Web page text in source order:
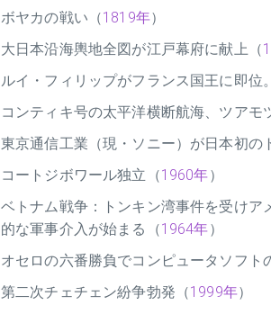
ボヤカの戦い（1819年）
大日本沿海輿地全図が江戸幕府に献上（
ルイ・フィリップがフランス国王に即位
コンティキ号の太平洋横断航海、ツアモ
東京通信工業（現・ソニー）が日本初の
コートジボワール独立（1960年）
ベトナム戦争：トンキン湾事件を受け
的な軍事介入が始まる（1964年）
オセロの六番勝負でコンピュータソフ
第二次チェチェン紛争勃発（1999年）